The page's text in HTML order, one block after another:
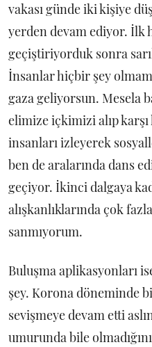
vakası günde iki kişiye
yerden devam ediyor. İlk
geçiştiriyorduk sonra
İnsanlar hiçbir şey
gaza geliyorsun. Mesela
elimize içkimizi alıp
insanları izleyerek
ben de aralarında dans
geçiyor. İkinci dalgaya
alışkanlıklarında çok
sanmıyorum.
Buluşma aplikasyonları
şey. Korona döneminde
sevişmeye devam etti
umurunda bile